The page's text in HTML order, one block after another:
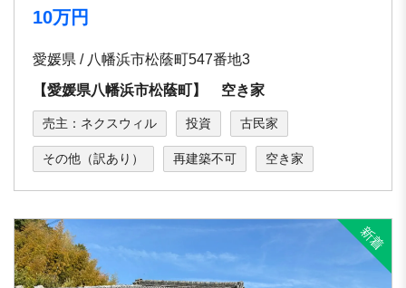
10万円
愛媛県 / 八幡浜市松蔭町547番地3
【愛媛県八幡浜市松蔭町】 空き家
売主：ネクスウィル 投資 古民家
その他（訳あり） 再建築不可 空き家